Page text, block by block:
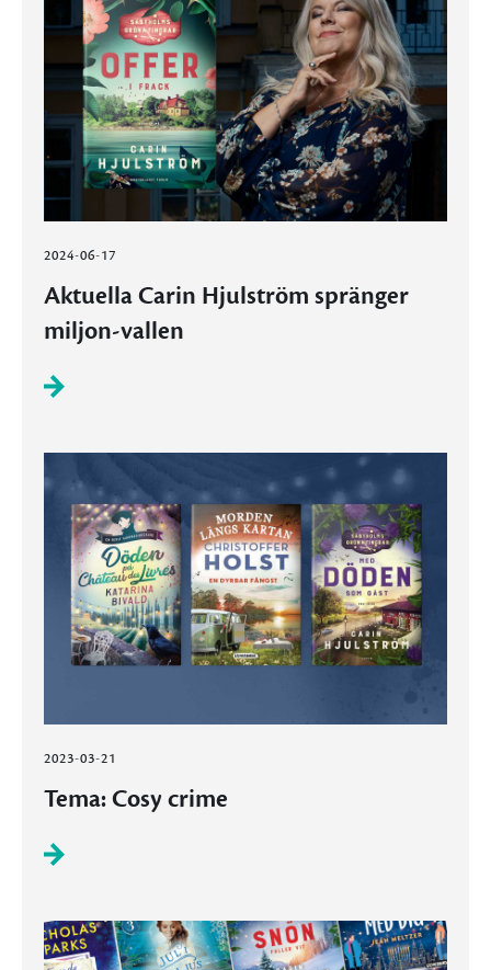
2024-06-17
Aktuella Carin Hjulström spränger
miljon-vallen
2023-03-21
Tema: Cosy crime